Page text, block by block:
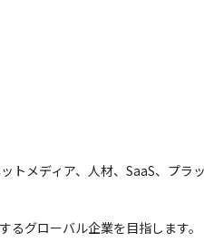
トメディア、人材、SaaS、プラ
グローバル企業を目指します。